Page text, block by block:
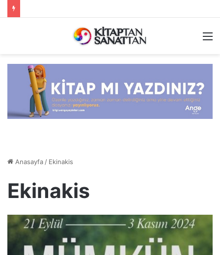
Anasayfa / Ekinakis
Ekinakis